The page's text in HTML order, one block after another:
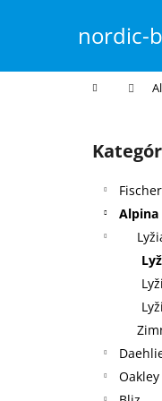
nordic-
Domov
Preskočiť
kategórie
Fischer
Alpina
Oakley
í
Späť
do
Späť
do